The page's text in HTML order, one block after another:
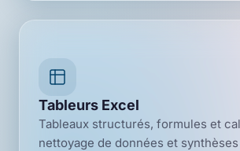
Tableurs Excel
Tableaux structurés, formules et
nettoyage de données et